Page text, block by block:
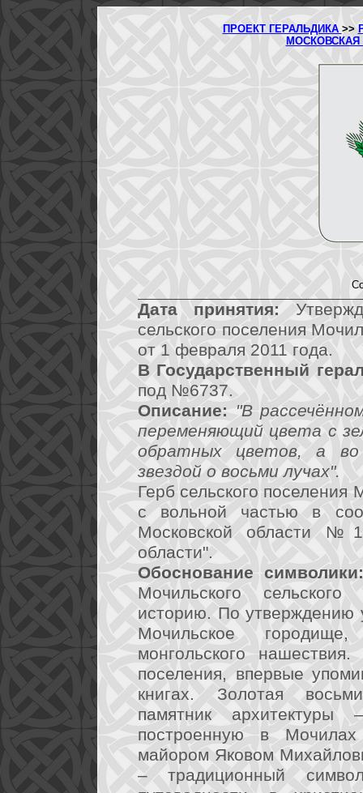
ПРОЕКТ ГЕРАЛЬДИКА >>
Дата принятия:
сельского поселения
от 1 февраля 2011 года.
В Государственный
под №6737.
Описание: "В
переменяющий цвета с
обратных цветов, а во
звездой о восьми лучах".
Герб сельского поселения
с вольной частью в
Московской области
области".
Обоснование
Мочильского
историю. По утверждению
Мочильское
монгольского
поселения, впервые
книгах. Золотая
памятник архитектуры
построенную в
майором Яковом
– традиционный